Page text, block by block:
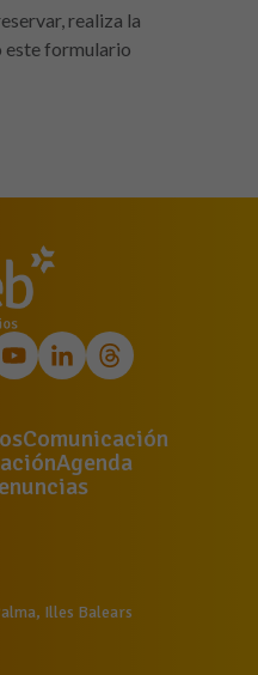
realiza la
este formulario
Comunicación
Agenda
Illes Balears